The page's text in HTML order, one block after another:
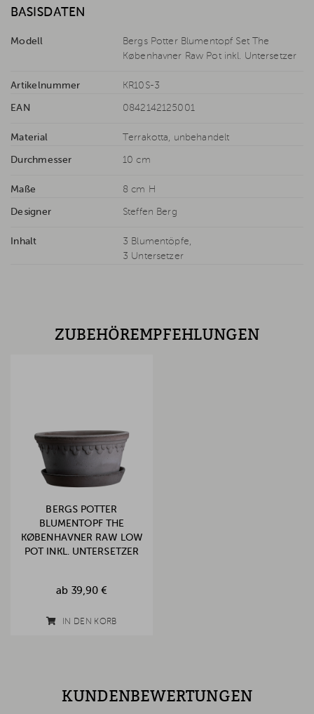
BASISDATEN
Modell
Bergs Potter Blumentopf Set The
Københavner Raw Pot inkl. Untersetzer
Artikelnummer KR10S-3
EAN 0842142125001
Material Terrakotta, unbehandelt
Durchmesser 10 cm
Maße 8 cm H
Designer Steffen Berg
Inhalt
3 Blumentöpfe,
3 Untersetzer
ZUBEHÖREMPFEHLUNGEN
BERGS POTTER
BLUMENTOPF THE
KØBENHAVNER RAW LOW
POT INKL. UNTERSETZER
ab 39,90 €
IN DEN KORB
KUNDENBEWERTUNGEN